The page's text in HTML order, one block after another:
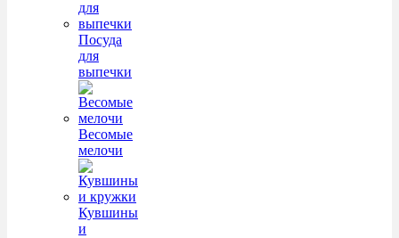
Посуда
для
выпечки
Весомые
мелочи
Кувшины
и